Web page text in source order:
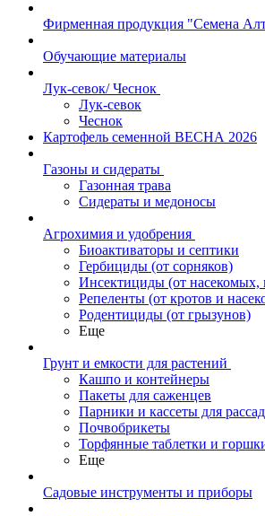
Фирменная продукция "Семена
Обучающие материалы
Лук-севок/ Чеснок
Лук-севок
Чеснок
Картофель семенной ВЕСНА 2026
Газоны и сидераты
Газонная трава
Сидераты и медоносы
Агрохимия и удобрения
Биоактиваторы и септики
Гербициды (от сорняков)
Инсектициды (от насекомых,
Репеленты (от кротов и
Родентициды (от грызунов)
Еще
Грунт и емкости для растений
Кашпо и контейнеры
Пакеты для саженцев
Парники и кассеты для
Почвобрикеты
Торфянные таблетки и
Еще
Садовые инструменты и приборы